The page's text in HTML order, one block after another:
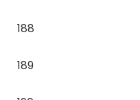
188
189